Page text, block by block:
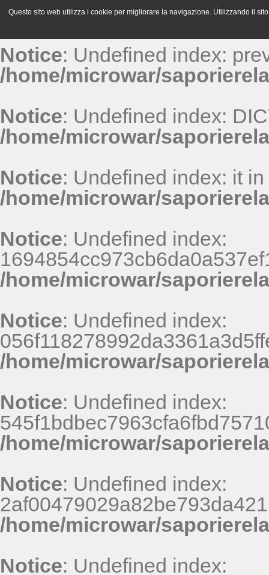
Notice: Undefined index:
/home/microwar/
Notice: Undefined index:
/home/microwar/
Notice: Undefined index: it in
/home/microwar/
Notice: Undefined index:
/home/microwar/
Notice: Undefined index:
/home/microwar/
Notice: Undefined index:
/home/microwar/
Notice: Undefined index:
/home/microwar/
Notice: Undefined index:
Questo sito web utilizza i cookie per migliorare la navigazione. Utilizzando il